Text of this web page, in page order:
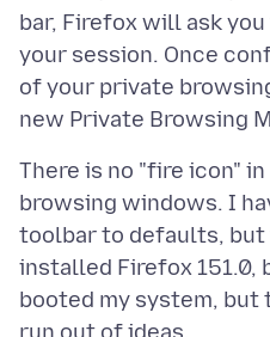
bar, Firefox will ask
your session. Once
of your private
There is no "fire icon"
browsing windows. I
toolbar to defaults, but
installed Firefox 151.0,
booted my system, but